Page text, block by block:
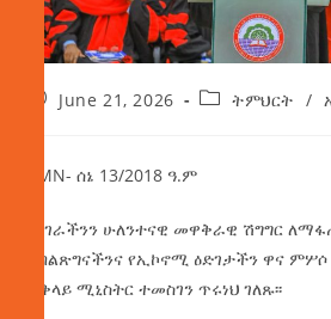
June 21, 2026 ትምህርት /
AMN- ሰኔ 13/2018 ዓ.ም
የሀገራችንን ሁለንተናዊ መዋቅራዊ ሽግግር
የብልጽግናችንና የኢኮኖሚ ዕድገታችን ዋና
ጠቅላይ ሚኒስትር ተመስገን ጥሩነህ ገለጹ፡፡